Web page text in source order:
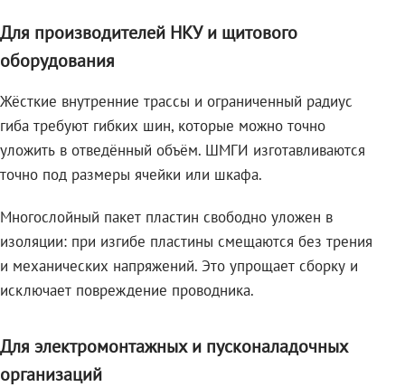
Для производителей НКУ и щитового
оборудования
Жёсткие внутренние трассы и ограниченный радиус
гиба требуют гибких шин, которые можно точно
уложить в отведённый объём. ШМГИ изготавливаются
точно под размеры ячейки или шкафа.
Многослойный пакет пластин свободно уложен в
изоляции: при изгибе пластины смещаются без трения
и механических напряжений. Это упрощает сборку и
исключает повреждение проводника.
Для электромонтажных и пусконаладочных
организаций